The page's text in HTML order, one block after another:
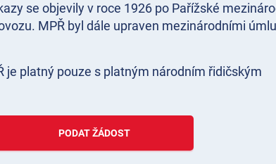
se objevily v roce 1926 po Pařížské
MPŘ byl dále upraven mezinárodními
je platný pouze s platným národním řidičským
PODAT ŽÁDOST